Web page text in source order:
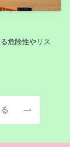
危険性やリス